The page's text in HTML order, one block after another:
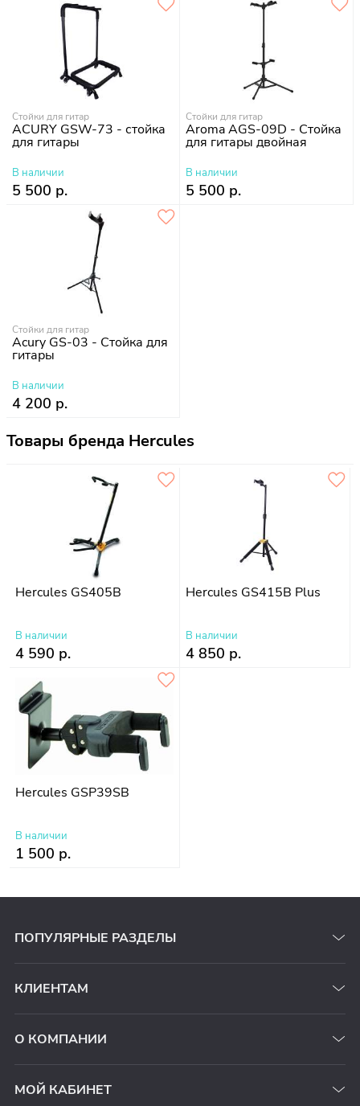
Стойки для гитар
ACURY GSW-73 - стойка
для гитары
В наличии
5 500 р.
Стойки для гитар
Aroma AGS-09D - Стойка
для гитары двойная
В наличии
5 500 р.
Стойки для гитар
Acury GS-03 - Стойка для
гитары
В наличии
4 200 р.
Товары бренда Hercules
Hercules GS405B
В наличии
4 590 р.
Hercules GS415B Plus
В наличии
4 850 р.
Hercules GSP39SB
В наличии
1 500 р.
ПОПУЛЯРНЫЕ РАЗДЕЛЫ
КЛИЕНТАМ
О КОМПАНИИ
МОЙ КАБИНЕТ